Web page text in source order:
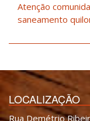
Atenção
saneamento
LOCALIZAÇÃO
Rua Demétrio